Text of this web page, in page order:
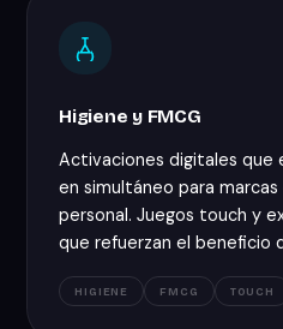
Higiene y FMCG
Activaciones digitales que
en simultáneo para
personal. Juegos touch y
que refuerzan el beneficio
HIGIENE FMCG TOUCH